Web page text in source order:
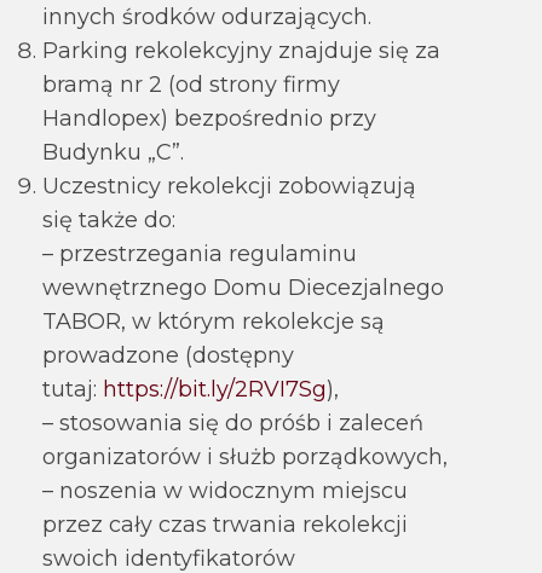
innych środków odurzających.
Parking rekolekcyjny znajduje się za
bramą nr 2 (od strony firmy
Handlopex) bezpośrednio przy
Budynku „C”.
Uczestnicy rekolekcji zobowiązują
się także do:
– przestrzegania regulaminu
wewnętrznego Domu Diecezjalnego
TABOR, w którym rekolekcje są
prowadzone (dostępny
tutaj: https://bit.ly/2RVI7Sg),
– stosowania się do próśb i zaleceń
organizatorów i służb porządkowych,
– noszenia w widocznym miejscu
przez cały czas trwania rekolekcji
swoich identyfikatorów